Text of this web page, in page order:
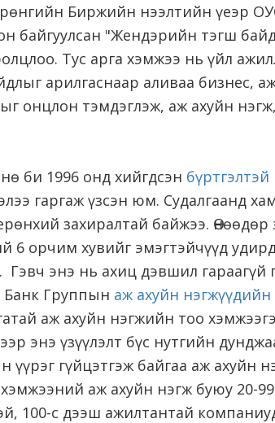
Биржийн нээлтийн үеэр
байгуулсан "Жендэрийн тэгш
Тус арга хэмжээ нь үйл
арилгаснаар аливаа бизнес,
онцлон тэмдэглэж, аж ахуйн
би 1996 онд хийгдсэн
гаргаж үзсэн юм. Судалгаанд
захиралтай байжээ.
6 орчим хувийг эмэгтэйчүүд
Гэвч энэ нь ахиц дэвшил
Банк Группын аж ахуйн нэгжүүдийн
аж ахуйн нэгжийн тоо
энэ үзүүлэлт бүс нутгийн
үүрэг гүйцэтгэж байгаа аж ахуйн
аж ахуйн нэгж буюу 20-
100-с дээш ажилтантай